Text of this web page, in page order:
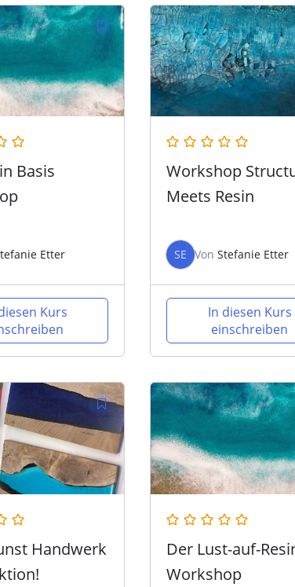
Basis
Etter
Kurs
Workshop
Meets Resin
SE VonStefanie Etter
In diesen Kurs
einschreiben
Handwerk
Der Lust-auf-
Workshop